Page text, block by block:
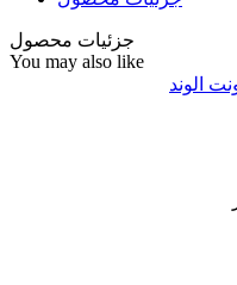
جزئیات محصول
You may also like